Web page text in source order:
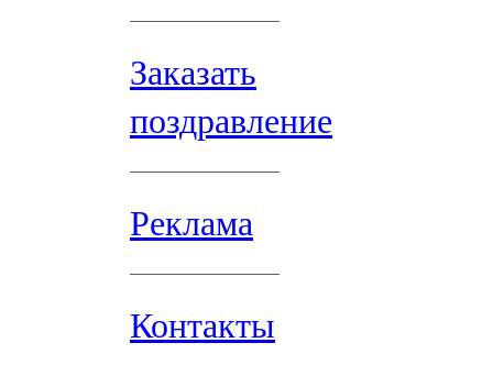
Заказать
поздравление
Реклама
Контакты